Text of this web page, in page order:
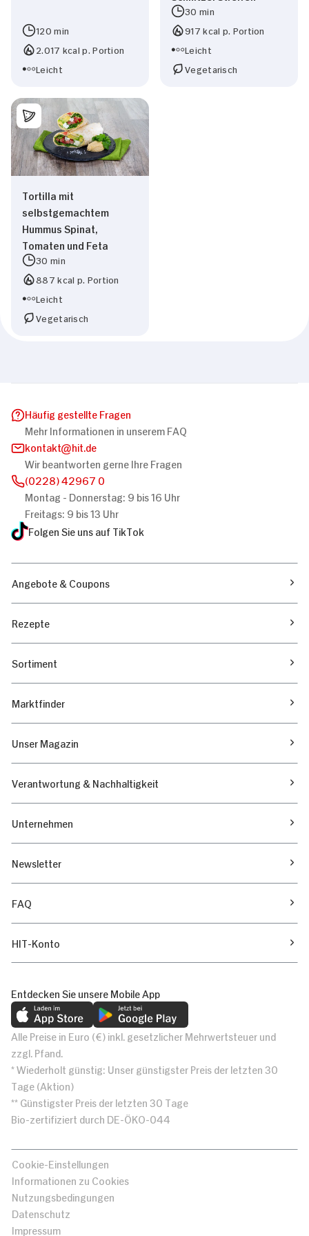
Marketing
Nur Notwendige erlauben
120 min
2.017 kcal p. Portion
Leicht
30 min
917 kcal p. Portion
Leicht
Vegetarisch
Tortilla mit
selbstgemachtem
Hummus Spinat,
Tomaten und Feta
30 min
887 kcal p. Portion
Leicht
Vegetarisch
Häufig gestellte Fragen
Mehr Informationen in unserem FAQ
kontakt
hit.de
Wir beantworten gerne Ihre Fragen
(0228) 42967 0
Montag - Donnerstag: 9 bis 16 Uhr
Freitags: 9 bis 13 Uhr
Folgen Sie uns auf TikTok
Angebote & Coupons
Rezepte
Sortiment
Marktfinder
Unser Magazin
Verantwortung & Nachhaltigkeit
Unternehmen
Newsletter
FAQ
HIT-Konto
Entdecken Sie unsere Mobile App
Alle Preise in Euro (€) inkl. gesetzlicher Mehrwertsteuer und
zzgl. Pfand.
* Wiederholt günstig: Unser günstigster Preis der letzten 30
Tage (Aktion)
** Günstigster Preis der letzten 30 Tage
Bio-zertifiziert durch DE-ÖKO-044
Cookie-Einstellungen
Informationen zu Cookies
Nutzungsbedingungen
Datenschutz
Impressum